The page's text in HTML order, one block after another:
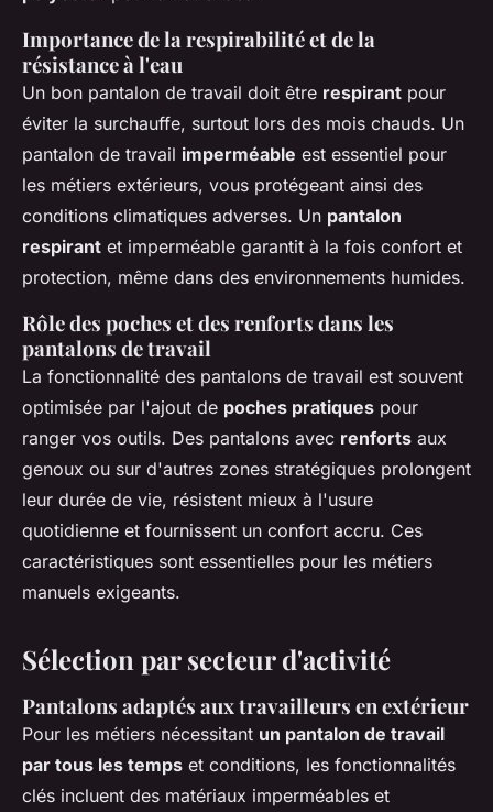
Importance de la respirabilité et de la
résistance à l'eau
Un bon pantalon de travail doit être respirant pour
éviter la surchauffe, surtout lors des mois chauds. Un
pantalon de travail imperméable est essentiel pour
les métiers extérieurs, vous protégeant ainsi des
conditions climatiques adverses. Un pantalon
respirant et imperméable garantit à la fois confort et
protection, même dans des environnements humides.
Rôle des poches et des renforts dans les
pantalons de travail
La fonctionnalité des pantalons de travail est souvent
optimisée par l'ajout de poches pratiques pour
ranger vos outils. Des pantalons avec renforts aux
genoux ou sur d'autres zones stratégiques prolongent
leur durée de vie, résistent mieux à l'usure
quotidienne et fournissent un confort accru. Ces
caractéristiques sont essentielles pour les métiers
manuels exigeants.
Sélection par secteur d'activité
Pantalons adaptés aux travailleurs en extérieur
Pour les métiers nécessitant un pantalon de travail
par tous les temps et conditions, les fonctionnalités
clés incluent des matériaux imperméables et